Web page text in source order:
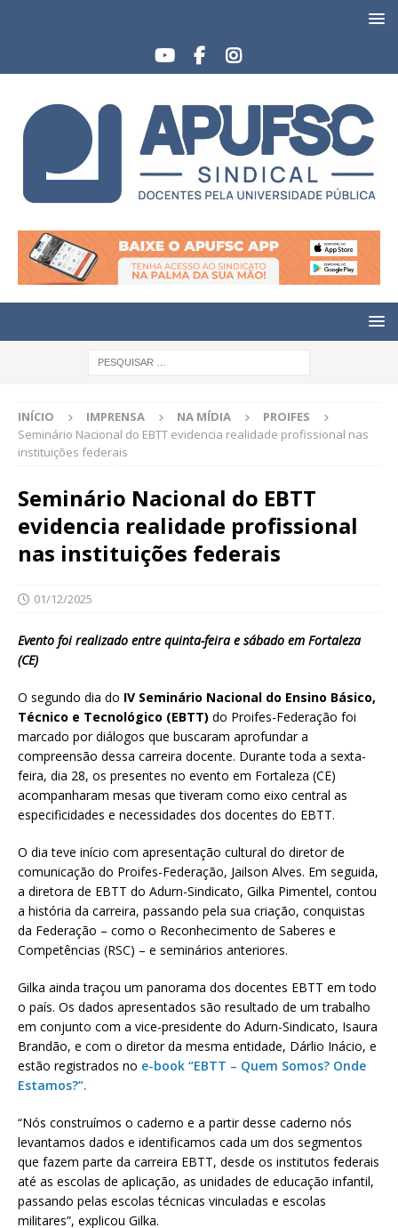
INÍCIO IMPRENSA NA MÍDIA
PROIFES
Seminário Nacional do EBTT evidencia realidade profissional nas
instituições federais
Seminário Nacional do EBTT
evidencia realidade profissional
nas instituições federais
01/12/2025
Evento foi realizado entre quinta-feira e sábado em Fortaleza
(CE)
O segundo dia do IV Seminário Nacional do Ensino Básico,
Técnico e Tecnológico (EBTT) do Proifes-Federação foi
marcado por diálogos que buscaram aprofundar a
compreensão dessa carreira docente. Durante toda a sexta-
feira, dia 28, os presentes no evento em Fortaleza (CE)
acompanharam mesas que tiveram como eixo central as
especificidades e necessidades dos docentes do EBTT.
O dia teve início com apresentação cultural do diretor de
comunicação do Proifes-Federação, Jailson Alves. Em seguida,
a diretora de EBTT do Adurn-Sindicato, Gilka Pimentel, contou
a história da carreira, passando pela sua criação, conquistas
da Federação – como o Reconhecimento de Saberes e
Competências (RSC) – e seminários anteriores.
Gilka ainda traçou um panorama dos docentes EBTT em todo
o país. Os dados apresentados são resultado de um trabalho
em conjunto com a vice-presidente do Adurn-Sindicato, Isaura
Brandão, e com o diretor da mesma entidade, Dárlio Inácio, e
estão registrados no e-book “EBTT – Quem Somos? Onde
Estamos?”.
“Nós construímos o caderno e a partir desse caderno nós
levantamos dados e identificamos cada um dos segmentos
que fazem parte da carreira EBTT, desde os institutos federais
até as escolas de aplicação, as unidades de educação infantil,
passando pelas escolas técnicas vinculadas e escolas
militares”, explicou Gilka.